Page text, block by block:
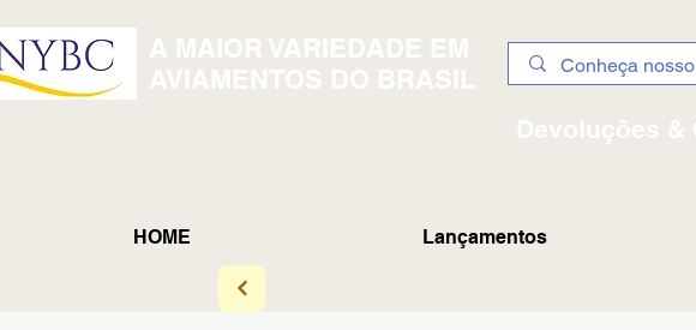
A MAIOR VARIEDADE EM
AVIAMENTOS DO BRASIL
Devoluções &
HOME Lançamentos